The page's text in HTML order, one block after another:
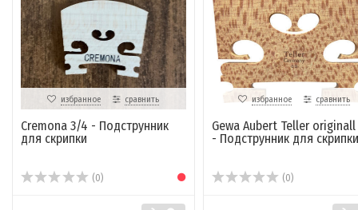
избранное сравнить
Cremona 3/4 - Подструнник
для скрипки
(0)
избранное сравнить
Gewa Aubert Teller
- Подструнник для скрипки
(0)